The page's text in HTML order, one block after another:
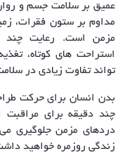
عمیق بر سلامت جسم و
مداوم بر ستون فقرات،
مزمن است. رعایت چند
استراحت های کوتاه،
تواند تفاوت زیادی در
بدن انسان برای حرکت
چند دقیقه برای مراقبت
دردهای مزمن جلوگیری
زندگی روزمره خواهید